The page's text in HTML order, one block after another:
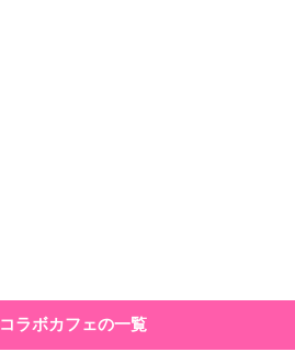
コラボカフェの一覧